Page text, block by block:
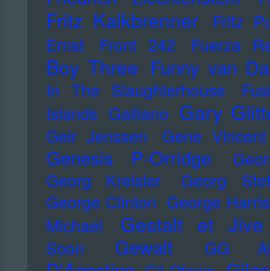
Fritz Kalkbrenner Fritz
Ernst
Front 242 Fuerza
Boy Three Funny van
In The Slaughterhouse
Islands Galliano Gary
Geir Jenssen Gene Vincent
Genesis P-Orridge
Georg Kreisler
Georg
George Clinton George
Michael
Gestalt et Jive
Soon
Gewalt GG